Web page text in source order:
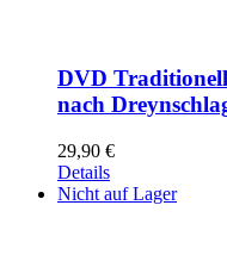
DVD
nach
29,90 €
Details
Nicht auf Lager